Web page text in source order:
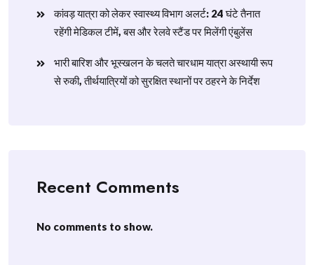
​कांवड़ यात्रा को लेकर स्वास्थ्य विभाग अलर्ट: 24 घंटे तैनात
रहेंगी मेडिकल टीमें, बस और रेलवे स्टैंड पर मिलेंगी एंबुलेंस
​भारी बारिश और भूस्खलन के चलते चारधाम यात्रा अस्थायी रूप
से रुकी, तीर्थयात्रियों को सुरक्षित स्थानों पर ठहरने के निर्देश
Recent Comments
No comments to show.